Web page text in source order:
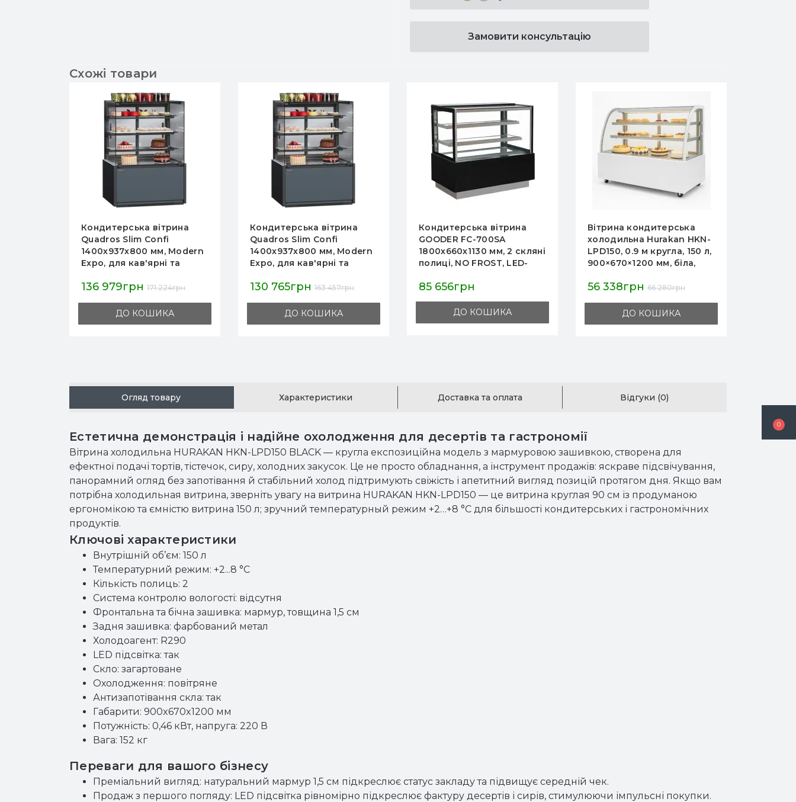
0
Замовити консультацію
Схожі товари
Кондитерська вітрина
Quadros Slim Confi
1400х937х800 мм, Modern
Expo, для кав'ярні та
агрегат
130 765грн 163 457грн
ДО КОШИКА
Кондитерська вітрина
GOODER FC-700SA
1800х660х1130 мм, 2 скляні
полиці, NO FROST, LED-
R290, Китай
85 656грн
ДО КОШИКА
Вітрина кондитерська
холодильна Hurakan HKN-
LPD150, 0.9 м кругла, 150 л,
900×670×1200 мм, біла,
загартоване скло, LED-
56 338грн
ДО КОШИКА
Вітрина кондитерська
холодильна Hurakan HKN-
LPD210 кругла
1200×670×1200 мм 210 л,
охолодження, штучний
63 353грн 74 533грн
ДО КОШИКА
Огляд товару Характеристики Доставка та оплата Відгуки (0)
Естетична демонстрація і надійне охолодження для десертів та гастрономії
Вітрина холодильна HURAKAN HKN-LPD150 BLACK — кругла експозиційна модель з мармуровою зашивкою, створена для
ефектної подачі тортів, тістечок, сиру, холодних закусок. Це не просто обладнання, а інструмент продажів: яскраве підсвічування,
панорамний огляд без запотівання й стабільний холод підтримують свіжість і апетитний вигляд позицій протягом дня. Якщо вам
потрібна холодильная витрина, зверніть увагу на витрина HURAKAN HKN-LPD150 — це витрина круглая 90 см із продуманою
ергономікою та ємністю витрина 150 л; зручний температурный режим +2…+8 °C для більшості кондитерських і гастрономічних
продуктів.
Ключові характеристики
Внутрішній об’єм: 150 л
Температурний режим: +2...8 °C
Кількість полиць: 2
Система контролю вологості: відсутня
Фронтальна та бічна зашивка: мармур, товщина 1,5 см
Задня зашивка: фарбований метал
Холодоагент: R290
LED підсвітка: так
Скло: загартоване
Охолодження: повітряне
Антизапотівання скла: так
Габарити: 900x670x1200 мм
Потужність: 0,46 кВт, напруга: 220 В
Вага: 152 кг
Переваги для вашого бізнесу
Преміальний вигляд: натуральний мармур 1,5 см підкреслює статус закладу та підвищує середній чек.
Продаж з першого погляду: LED підсвітка рівномірно підкреслює фактуру десертів і сирів, стимулюючи імпульсні покупки.